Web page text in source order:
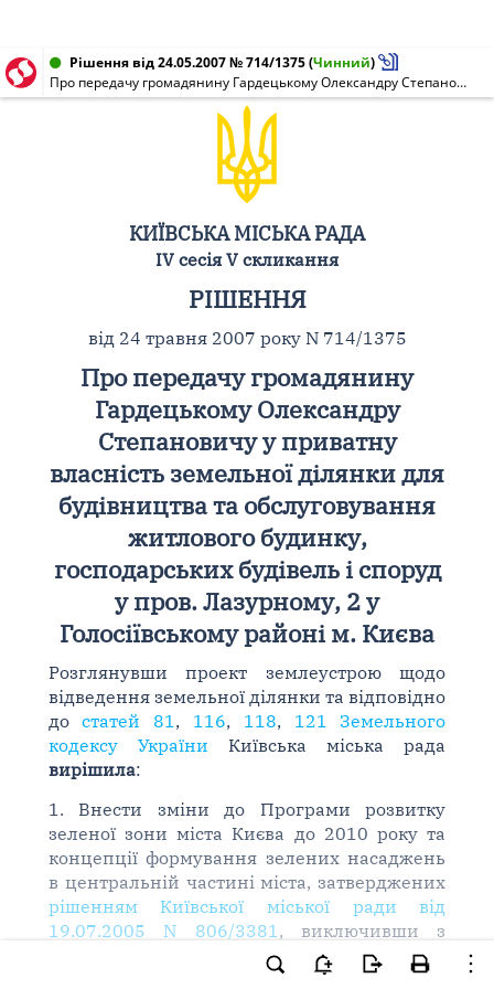
Рішення від 24.05.2007 № 714/1375(Чинний)
Про передачу громадянину Гардецькому Олександру Степановичу у приватну власність земельної ділянки для будівництва та обслуговування житлового будинку, господарських будівель і споруд у пров. Лазурному, 2 у Голосіївському районі м. Києва
КИЇВСЬКА МІСЬКА РАДА
IV сесія V скликання
РІШЕННЯ
від 24 травня 2007 року N 714/1375
Про передачу громадянину
Гардецькому Олександру
Степановичу у приватну
власність земельної ділянки для
будівництва та обслуговування
житлового будинку,
господарських будівель і споруд
у пров. Лазурному, 2 у
Голосіївському районі м. Києва
Розглянувши проект землеустрою щодо
відведення земельної ділянки та відповідно
достатей 81, 116, 118, 121 Земельного
кодексу України Київська міська рада
вирішила:
1. Внести зміни до Програми розвитку
зеленої зони міста Києва до 2010 року та
концепції формування зелених насаджень
в центральній частині міста, затверджених
рішенням Київської міської ради від
19.07.2005 N 806/3381, виключивши з
переліку озеленених територій загального
користуванням м. Києва, що відповідають